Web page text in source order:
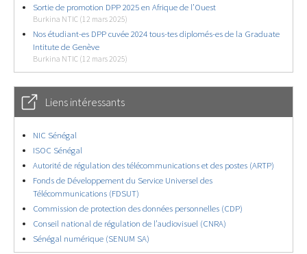
Sortie de promotion DPP 2025 en Afrique de l’Ouest
Burkina NTIC (12 mars 2025)
Nos étudiant-es DPP cuvée 2024 tous-tes diplomés-es de la Graduate
Intitute de Genève
Burkina NTIC (12 mars 2025)
Liens intéressants
NIC Sénégal
ISOC Sénégal
Autorité de régulation des télécommunications et des postes (ARTP)
Fonds de Développement du Service Universel des
Télécommunications (FDSUT)
Commission de protection des données personnelles (CDP)
Conseil national de régulation de l’audiovisuel (CNRA)
Sénégal numérique (SENUM SA)